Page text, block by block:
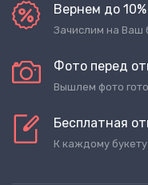
Вернем до
Зачислим на Ваш
Фото перед
Вышлем фото
Бесплатная
К каждому